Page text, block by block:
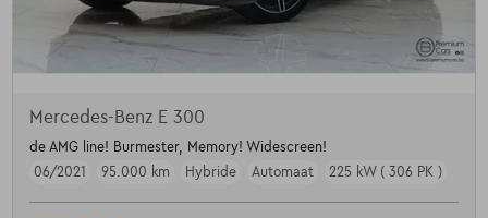
Mercedes-Benz E 300
de AMG line! Burmester, Memory! Widescreen!
06/2021
95.000 km Hybride Automaat 225 kW ( 306 PK )